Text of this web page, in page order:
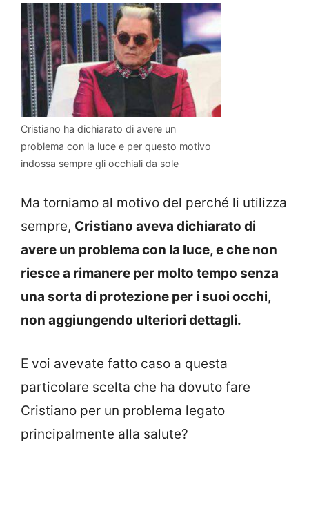
Cristiano ha dichiarato di avere un
problema con la luce e per questo motivo
indossa sempre gli occhiali da sole
Ma torniamo al motivo del perché li utilizza
sempre, Cristiano aveva dichiarato di
avere un problema con la luce, e che non
riesce a rimanere per molto tempo senza
una sorta di protezione per i suoi occhi,
non aggiungendo ulteriori dettagli.
E voi avevate fatto caso a questa
particolare scelta che ha dovuto fare
Cristiano per un problema legato
principalmente alla salute?